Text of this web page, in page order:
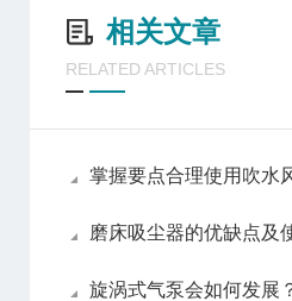
相关文章
RELATED ARTICLES
掌握要点合理使用吹水风
磨床吸尘器的优缺点及
旋涡式气泵会如何发展